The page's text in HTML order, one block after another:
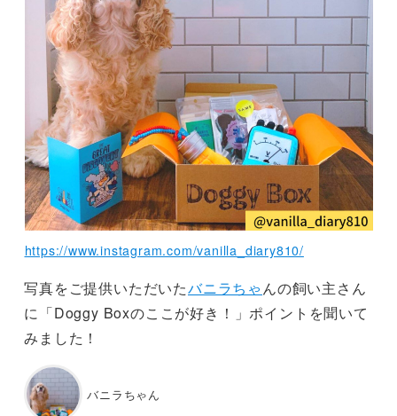
https://www.instagram.com/vanilla_diary810/
写真をご提供いただいたバニラちゃんの飼い主さん
に「Doggy Boxのここが好き！」ポイントを聞いて
みました！
バニラちゃん